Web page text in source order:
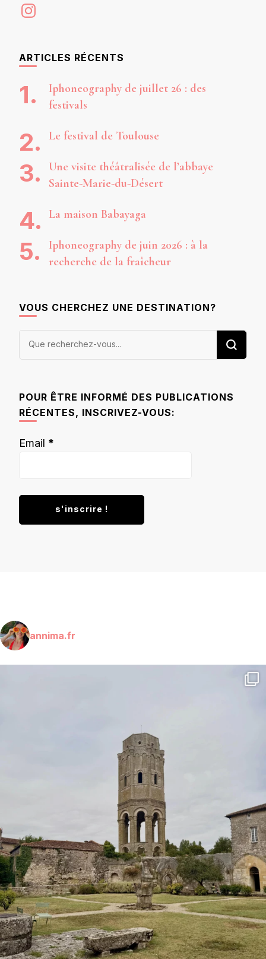
Instagram
ARTICLES RÉCENTS
Iphoneography de juillet 26 : des
festivals
Le festival de Toulouse
Une visite théâtralisée de l’abbaye
Sainte-Marie-du-Désert
La maison Babayaga
Iphoneography de juin 2026 : à la
recherche de la fraîcheur
VOUS CHERCHEZ UNE DESTINATION?
Vous
POUR ÊTRE INFORMÉ DES PUBLICATIONS
RÉCENTES, INSCRIVEZ-VOUS:
Email *
annima.fr